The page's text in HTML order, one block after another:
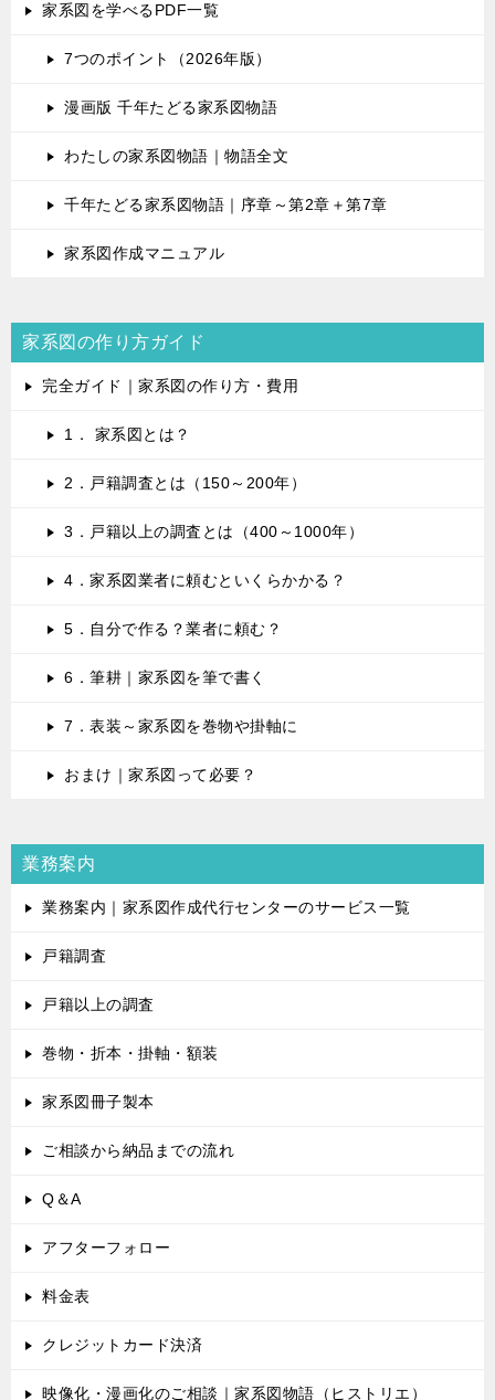
家系図を学べるPDF一覧
7つのポイント（2026年版）
漫画版 千年たどる家系図物語
わたしの家系図物語｜物語全文
千年たどる家系図物語｜序章～第2章＋第7章
家系図作成マニュアル
家系図の作り方ガイド
完全ガイド｜家系図の作り方・費用
1． 家系図とは？
2．戸籍調査とは（150～200年）
3．戸籍以上の調査とは（400～1000年）
4．家系図業者に頼むといくらかかる？
5．自分で作る？業者に頼む？
6．筆耕｜家系図を筆で書く
7．表装～家系図を巻物や掛軸に
おまけ｜家系図って必要？
業務案内
業務案内｜家系図作成代行センターのサービス一覧
戸籍調査
戸籍以上の調査
巻物・折本・掛軸・額装
家系図冊子製本
ご相談から納品までの流れ
Q＆A
アフターフォロー
料金表
クレジットカード決済
映像化・漫画化のご相談｜家系図物語（ヒストリエ）